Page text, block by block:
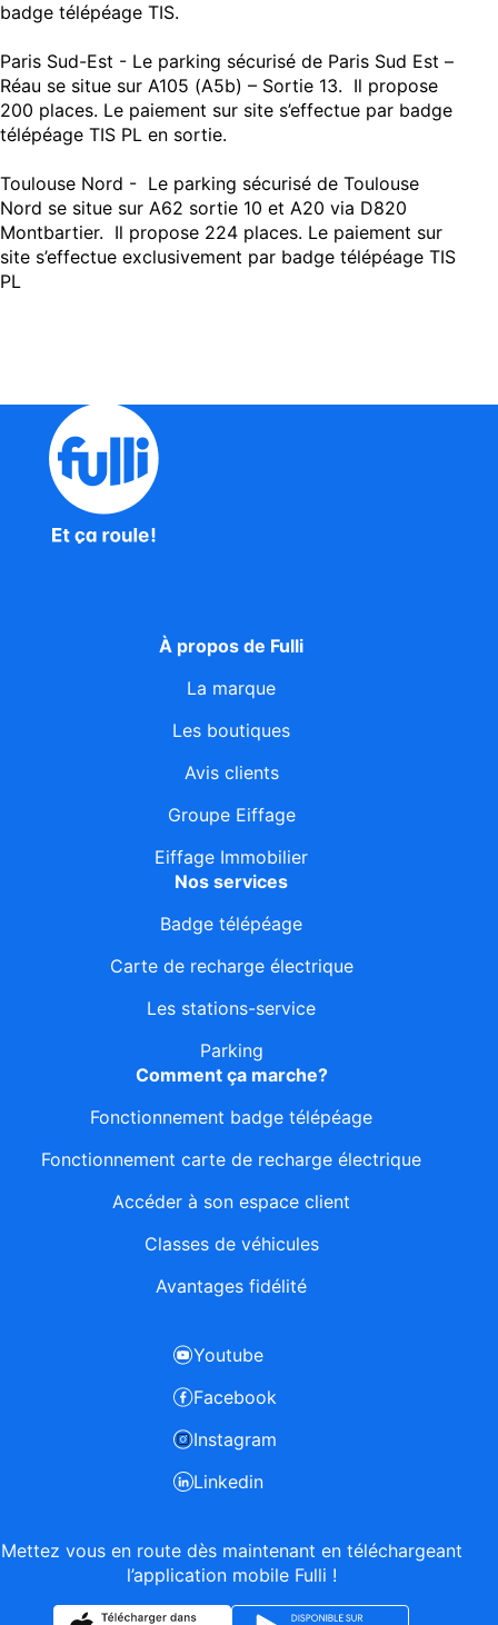
badge télépéage TIS.
Paris Sud-Est - Le parking sécurisé de Paris Sud Est –
Réau se situe sur A105 (A5b) – Sortie 13. Il propose
200 places. Le paiement sur site s’effectue par badge
télépéage TIS PL en sortie.
Toulouse Nord - Le parking sécurisé de Toulouse
Nord se situe sur A62 sortie 10 et A20 via D820
Montbartier. Il propose 224 places. Le paiement sur
site s’effectue exclusivement par badge télépéage TIS
PL
Mettez vous en route dès maintenant en téléchargeant
l’application mobile Fulli !
À propos de Fulli
La marque
Les boutiques
Avis clients
Groupe Eiffage
Eiffage Immobilier
Nos services
Badge télépéage
Carte de recharge électrique
Les stations-service
Parking
Comment ça marche?
Fonctionnement badge télépéage
Fonctionnement carte de recharge électrique
Accéder à son espace client
Classes de véhicules
Avantages fidélité
Youtube
Facebook
Instagram
Linkedin